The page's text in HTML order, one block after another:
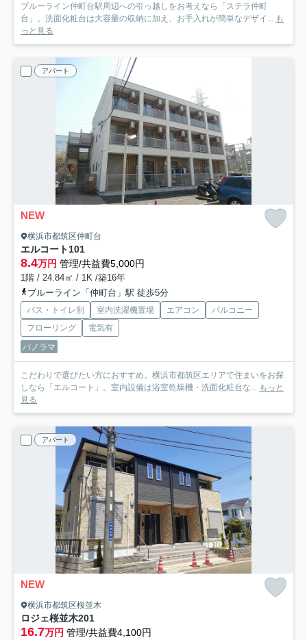
ブルーライン仲町台駅周辺への引っ越しをお考えなら「ステラ仲町
台」。洗面化粧台は大容量の収納に加え、お手入れが簡単なデザイ... も
っと見る
アパート
NEW
横浜市都筑区仲町台
エルコート101
8.4万円 管理/共益費5,000円
1階 / 24.84㎡ / 1K /築16年
ブルーライン「仲町台」駅 徒歩5分
バス・トイレ別 室内洗濯機置場 エアコン
バルコニー
フローリング
電気有
パノラマ
こだわりで選びたい方におすすめ。横浜市都筑区エリアで住まいをお探
しなら「エルコート」。室内設備は浴室乾燥機・洗面化粧台な... もっと
見る
アパート
NEW
横浜市都筑区桜並木
ロジェ桜並木201
16.7万円 管理/共益費4,100円